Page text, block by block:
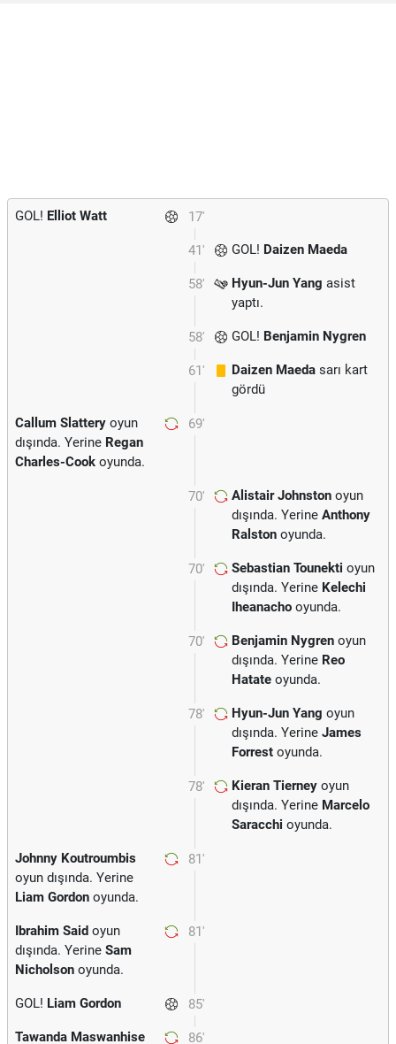
17'
GOL! Elliot Watt
41' GOL! Daizen Maeda
58' Hyun-Jun Yang asist
yaptı.
58' GOL! Benjamin Nygren
61' Daizen Maeda sarı kart
gördü
69'
Callum Slattery oyun
dışında. Yerine Regan
Charles-Cook oyunda.
70' Alistair Johnston oyun
dışında. Yerine Anthony
Ralston oyunda.
70' Sebastian Tounekti oyun
dışında. Yerine Kelechi
Iheanacho oyunda.
70' Benjamin Nygren oyun
dışında. Yerine Reo
Hatate oyunda.
78' Hyun-Jun Yang oyun
dışında. Yerine James
Forrest oyunda.
78' Kieran Tierney oyun
dışında. Yerine Marcelo
Saracchi oyunda.
81'
Johnny Koutroumbis
oyun dışında. Yerine
Liam Gordon oyunda.
81'
Ibrahim Said oyun
dışında. Yerine Sam
Nicholson oyunda.
85'
GOL! Liam Gordon
86'
Tawanda Maswanhise